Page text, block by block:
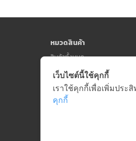
หมวดสินค้า
สินค้าทั้งหมด
เว็บไซต์นี้ใช้คุกกี้
เราใช้คุกกี้เพื่อเพิ่มปร
คุกกี้